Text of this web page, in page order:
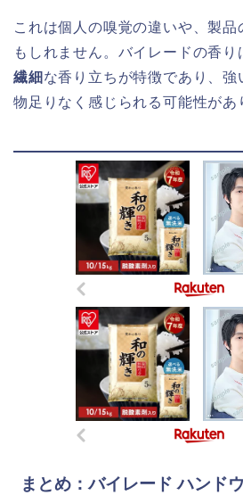
これは個人の嗅覚の違いや、製
もしれません。バイレードの香り
繊細 な香り立ちが特徴であり、強
物足りなく感じられる可能性があ
まとめ：バイレード ハンド